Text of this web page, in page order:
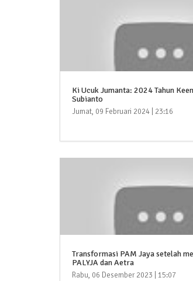
Ki Ucuk Jumanta: 2024 Tahun
Subianto
Jumat, 09 Februari 2024 | 23:16
Transformasi PAM Jaya setelah
PALYJA dan Aetra
Rabu, 06 Desember 2023 | 15:07